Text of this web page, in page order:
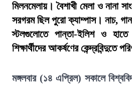
মিলনমেলায়। বৈশাখী মেলা ও নানা
সরগরম ছিল পুরো ক্যাম্পাস। নাচ, গান,
স্টলগুলোতে পান্তা-ইলিশ ও হাতে
শিক্ষার্থীদের আকর্ষণের কেন্দ্রবিন্দুতে
মঙ্গলবার (১৪ এপ্রিল) সকালে